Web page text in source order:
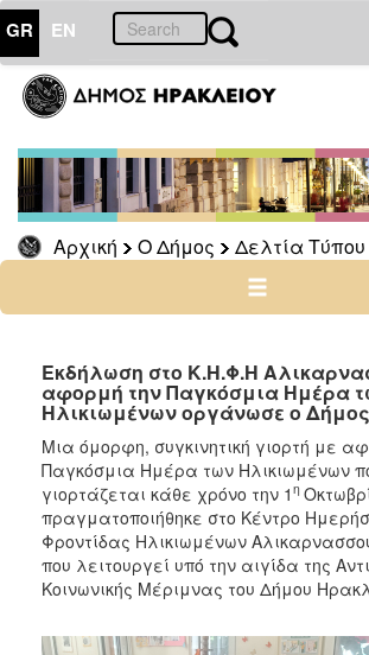
GR EN
Αρχική Ο Δήμος Δελτία Τύπου
ΔΗΜΟΣ
Δελτία
Τύπου
Αρχείο
ΠΟΛΙΤΙΣΜΟΣ
ΑΝΘΕΚΤΙΚΗ
ΠΟΛΗ
Εκδήλωση στο Κ.Η.Φ.Η
αφορμή την Παγκόσμια Ημέρα
Ηλικιωμένων οργάνωσε ο
Μια όμορφη, συγκινητική γιορτή με
Παγκόσμια Ημέρα των Ηλικιωμένων
γιορτάζεται κάθε χρόνο την 1 η
πραγματοποιήθηκε στο Κέντρο
Φροντίδας Ηλικιωμένων
που λειτουργεί υπό την αιγίδα της
Κοινωνικής Μέριμνας του Δήμου